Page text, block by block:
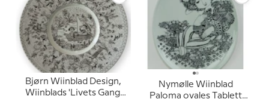
Bjørn Wiinblad Design,
Wiinblads 'Livets Gang'
Nymølle Wiinblad
Paloma ovales Tablett